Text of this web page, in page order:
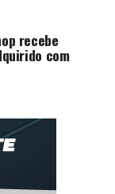
recebe
com